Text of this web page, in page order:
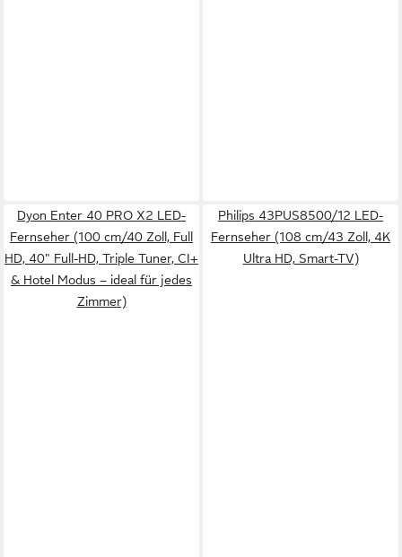
Dyon Enter 40 PRO X2 LED-
Fernseher (100 cm/40 Zoll, Full
HD, 40" Full-HD, Triple Tuner, CI+
& Hotel Modus – ideal für jedes
Zimmer)
Philips 43PUS8500/12 LED-
Fernseher (108 cm/43 Zoll, 4K
Ultra HD, Smart-TV)